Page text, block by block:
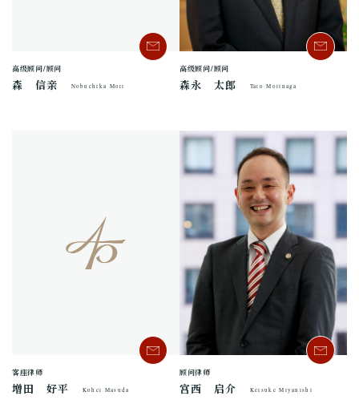
高级顾问/顾问
森 信亲 Nobuchika Mori
高级顾问/顾问
森永 太郎 Taro Morinaga
客座律师
增田 好平 Kohei Masuda
顾问律师
宫西 启介 Keisuke Miyanishi